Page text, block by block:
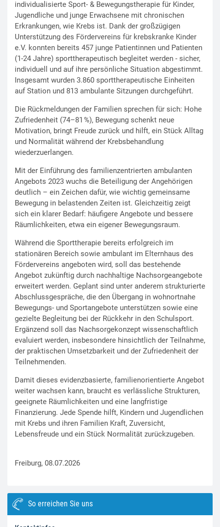
individualisierte Sport- & Bewegungstherapie für Kinder,
Jugendliche und junge Erwachsene mit chronischen
Erkrankungen, wie Krebs ist. Dank der großzügigen
Unterstützung des Fördervereins für krebskranke Kinder
e.V. konnten bereits 457 junge Patientinnen und Patienten
(1-24 Jahre) sporttherapeutisch begleitet werden - sicher,
individuell und auf ihre persönliche Situation abgestimmt.
Insgesamt wurden 3.860 sporttherapeutische Einheiten
auf Station und 813 ambulante Sitzungen durchgeführt.
Die Rückmeldungen der Familien sprechen für sich: Hohe
Zufriedenheit (74–81 %), Bewegung schenkt neue
Motivation, bringt Freude zurück und hilft, ein Stück Alltag
und Normalität während der Krebsbehandlung
wiederzuerlangen.
Mit der Einführung des familienzentrierten ambulanten
Angebots 2023 wuchs die Beteiligung der Angehörigen
deutlich – ein Zeichen dafür, wie wichtig gemeinsame
Bewegung in belastenden Zeiten ist. Gleichzeitig zeigt
sich ein klarer Bedarf: häufigere Angebote und bessere
Räumlichkeiten, etwa ein eigener Bewegungsraum.
Während die Sporttherapie bereits erfolgreich im
stationären Bereich sowie ambulant im Elternhaus des
Fördervereins angeboten wird, soll das bestehende
Angebot zukünftig durch nachhaltige Nachsorgeangebote
erweitert werden. Geplant sind unter anderem strukturierte
Abschlussgespräche, die den Übergang in wohnortnahe
Bewegungs- und Sportangebote unterstützen sowie eine
gezielte Begleitung bei der Rückkehr in den Schulsport.
Ergänzend soll das Nachsorgekonzept wissenschaftlich
evaluiert werden, insbesondere hinsichtlich der Teilnahme,
der praktischen Umsetzbarkeit und der Zufriedenheit der
Teilnehmenden.
Damit dieses evidenzbasierte, familienorientierte Angebot
weiter wachsen kann, braucht es verlässliche Strukturen,
geeignete Räumlichkeiten und eine langfristige
Finanzierung. Jede Spende hilft, Kindern und Jugendlichen
mit Krebs und ihren Familien Kraft, Zuversicht,
Lebensfreude und ein Stück Normalität zurückzugeben.
Freiburg, 08.07.2026
So erreichen Sie uns